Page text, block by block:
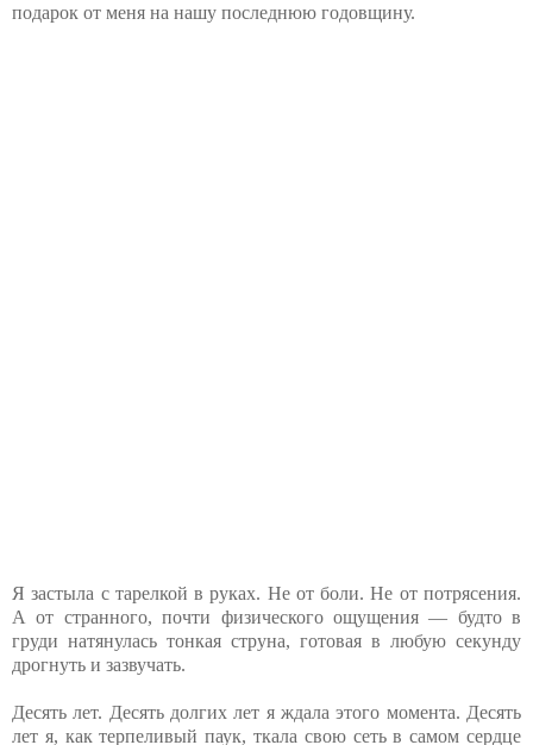
подарок от меня на нашу последнюю годовщину.
Я застыла с тарелкой в руках. Не от боли. Не от потрясения.
А от странного, почти физического ощущения — будто в
груди натянулась тонкая струна, готовая в любую секунду
дрогнуть и зазвучать.
Десять лет. Десять долгих лет я ждала этого момента. Десять
лет я, как терпеливый паук, ткала свою сеть в самом сердце